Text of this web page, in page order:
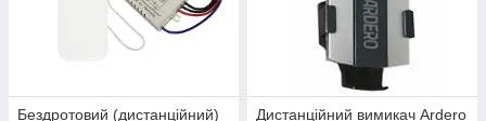
Бездротовий (дистанційний)
Дистанційний вимикач Ardero